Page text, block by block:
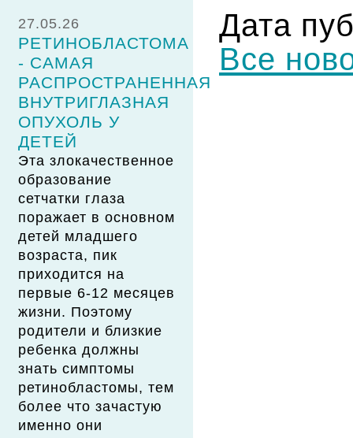
27.05.26
РЕТИНОБЛАСТОМА
- САМАЯ
РАСПРОСТРАНЕННАЯ
ВНУТРИГЛАЗНАЯ
ОПУХОЛЬ У
ДЕТЕЙ
Эта злокачественное
образование
сетчатки глаза
поражает в основном
детей младшего
возраста, пик
приходится на
первые 6-12 месяцев
жизни. Поэтому
родители и близкие
ребенка должны
знать симптомы
ретинобластомы, тем
более что зачастую
именно они
Дата
Все